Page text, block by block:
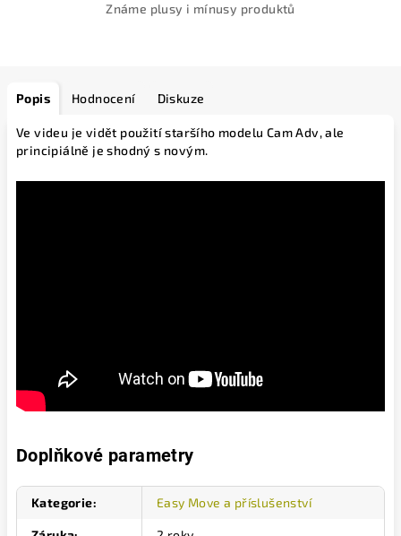
Známe plusy i mínusy produktů
Popis Hodnocení Diskuze
Ve videu je vidět použití staršího modelu Cam Adv, ale
principiálně je shodný s novým.
Doplňkové parametry
Kategorie: Easy Move a příslušenství